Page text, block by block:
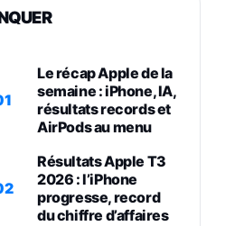
Le récap Apple de la
semaine : iPhone, IA,
résultats records et
AirPods au menu
Résultats Apple T3
2026 : l’iPhone
progresse, record
du chiffre d’affaires